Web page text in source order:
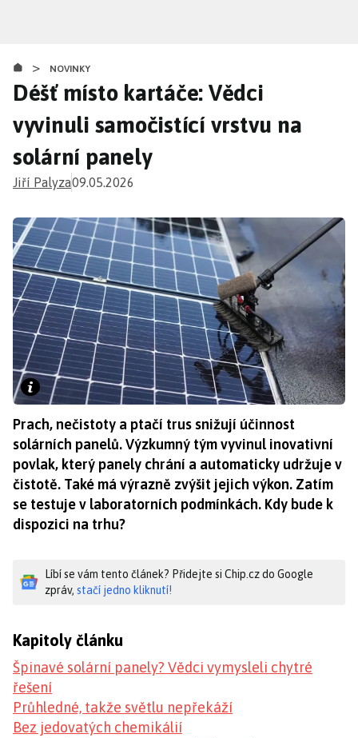
obsahu
> NOVINKY
Déšť místo kartáče: Vědci
vyvinuli samočistící vrstvu na
solární panely
Jiří Palyza09.05.2026
Prach, nečistoty a ptačí trus snižují účinnost
solárních panelů. Výzkumný tým vyvinul inovativní
povlak, který panely chrání a automaticky udržuje v
čistotě. Také má výrazně zvýšit jejich výkon. Zatím
se testuje v laboratorních podmínkách. Kdy bude k
dispozici na trhu?
Líbí se vám tento článek? Přidejte si Chip.cz do Google
zpráv, stačí jedno kliknutí!
Kapitoly článku
Špinavé solární panely? Vědci vymysleli chytré
řešení
Průhledné, takže světlu nepřekáží
Bez jedovatých chemikálií